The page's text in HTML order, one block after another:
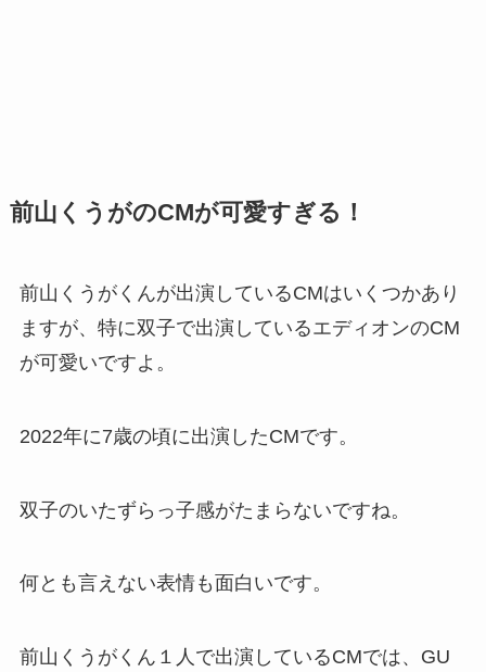
前山くうがのCMが可愛すぎる！
前山くうがくんが出演しているCMはいくつかあり
ますが、特に双子で出演しているエディオンのCM
が可愛いですよ。
2022年に7歳の頃に出演したCMです。
双子のいたずらっ子感がたまらないですね。
何とも言えない表情も面白いです。
前山くうがくん１人で出演しているCMでは、GU